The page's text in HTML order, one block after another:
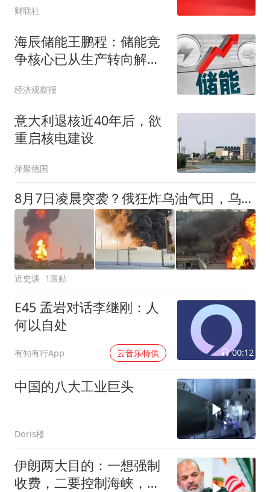
财联社
海辰储能王鹏程：储能竞
争核心已从生产转向解决
经济观察报
意大利退核近40年后，欲
重启核电建设
萍聚德国
8月7日凌晨突袭？俄狂炸乌油气田，乌猛焚俄炼油厂，能源命脉互掐
近史谈 1跟贴
E45 孟岩对话李继刚：人
何以自处
有知有行App 云音乐特供 00:12
中国的八大工业巨头
Doris楼
伊朗两大目的：一想强制
收费，二要控制海峡，实